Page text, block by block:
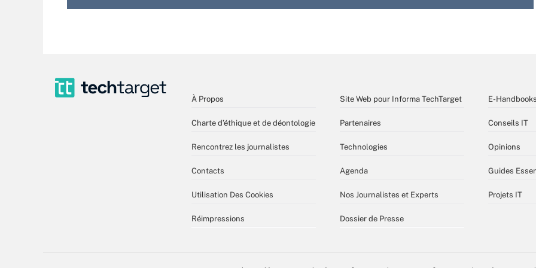
À Propos
Charte d’éthique et de déontologie
Rencontrez les journalistes
Contacts
Utilisation Des Cookies
Réimpressions
Site Web pour Informa TechTarget
Partenaires
Technologies
Agenda
Nos Journalistes et Experts
Dossier de Presse
E-Handbooks
Conseils IT
Opinions
Guides
Projets IT